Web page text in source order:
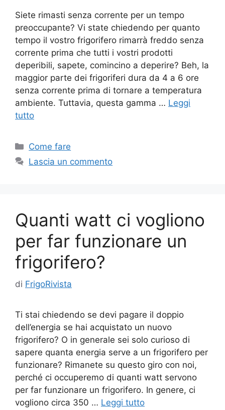
Siete rimasti senza corrente per un tempo
preoccupante? Vi state chiedendo per quanto
tempo il vostro frigorifero rimarrà freddo senza
corrente prima che tutti i vostri prodotti
deperibili, sapete, comincino a deperire? Beh, la
maggior parte dei frigoriferi dura da 4 a 6 ore
senza corrente prima di tornare a temperatura
ambiente. Tuttavia, questa gamma … Leggi
tutto
Categorie
Come fare
Lascia un commento
Quanti watt ci vogliono
per far funzionare un
frigorifero?
di FrigoRivista
Ti stai chiedendo se devi pagare il doppio
dell’energia se hai acquistato un nuovo
frigorifero? O in generale sei solo curioso di
sapere quanta energia serve a un frigorifero per
funzionare? Rimanete su questo giro con noi,
perché ci occuperemo di quanti watt servono
per far funzionare un frigorifero. In genere, ci
vogliono circa 350 … Leggi tutto